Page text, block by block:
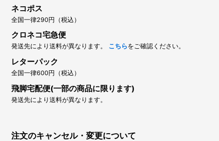
ネコポス
全国一律290円（税込）
クロネコ宅急便
発送先により送料が異なります。 こちらをご確認ください。
レターパック
全国一律600円（税込）
飛脚宅配便(一部の商品に限ります)
発送先により送料が異なります。
注文のキャンセル・変更について